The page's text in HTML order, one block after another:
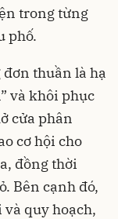
trong từng
phố.
thuần là hạ
và khôi phục
cửa phân
cơ hội cho
đồng thời
Bên cạnh đó,
quy hoạch,